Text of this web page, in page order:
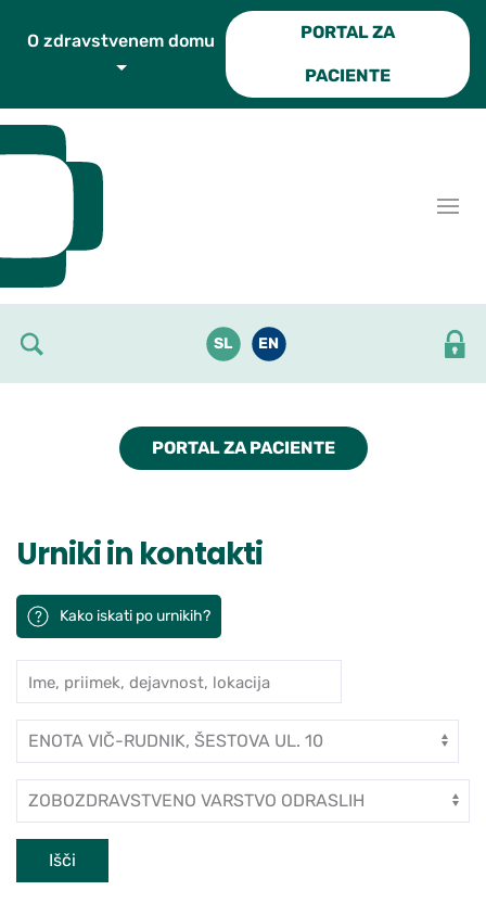
PORTAL ZA
PACIENTE
SL EN
PORTAL ZA PACIENTE
Urniki in kontakti
Kako iskati po urnikih?
Iskanje po ambulantah in
Ime, priimek, dejavnost, lokacija
Enota
Dejavnost
Išči